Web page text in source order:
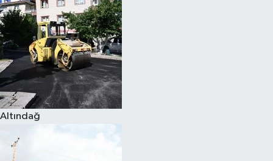
Altındağ
Televizyon
Yaşam-Çevre